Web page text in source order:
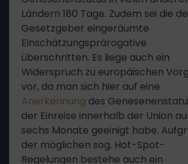
Ländern 180 Tage. Zudem sei die
Gesetzgeber eingeräumte
Einschätzungsprärogative
überschritten. Es liege auch ein
Widerspruch zu europäischen
vor, da man sich hier auf eine
Anerkennung des
der Einreise innerhalb der Union
sechs Monate geeinigt habe.
der möglichen sog. Hot-Spot-
Regelungen bestehe auch ein